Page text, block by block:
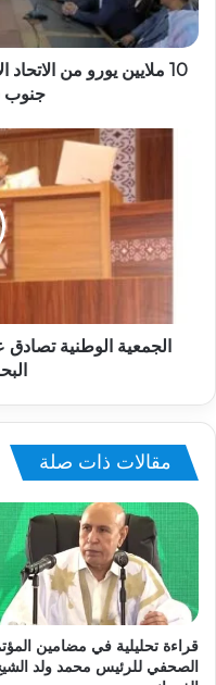
10 ملايين يورو من
جنوب
الجمعية الوطنية
مقالات ذات صلة
قراءة تحليلية في مضامين
الصحفي للرئيس محمد ولد